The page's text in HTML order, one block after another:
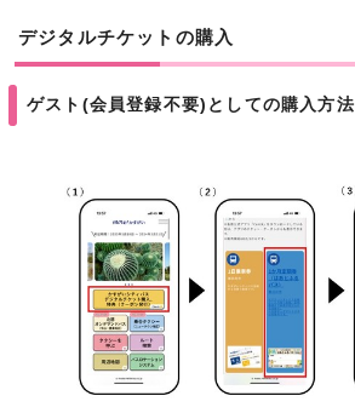
デジタルチケットの購入
ゲスト(会員登録不要)としての購入方法